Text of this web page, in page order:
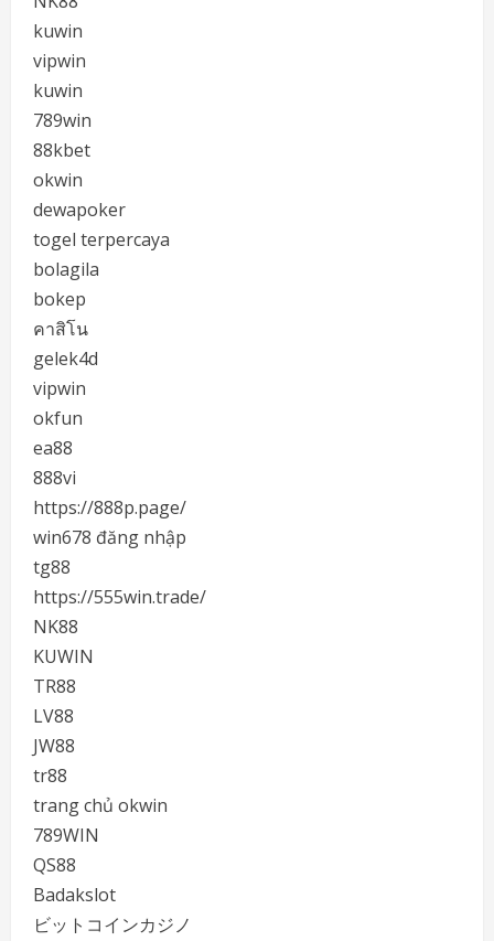
kuwin
vipwin
kuwin
789win
88kbet
okwin
dewapoker
togel terpercaya
bolagila
bokep
คาสิโน
gelek4d
vipwin
okfun
ea88
888vi
https://888p.page/
win678 đăng nhập
tg88
https://555win.trade/
NK88
KUWIN
TR88
LV88
JW88
tr88
trang chủ okwin
789WIN
QS88
Badakslot
ビットコインカジノ